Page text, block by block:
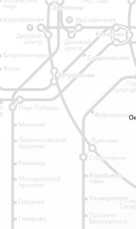
4
11
Лужники
Деловой
центр
Шелепиха
Шелепиха
Минская
Ломоносовский
проспект
Раменки
Парк Победы
парк
Багратионовская
Фили
Спортивная
Спортивная
Фрунзенская
Выставочная
Проспект
Вернадского
Деловой
центр
Киевская
Киевская
Студенческая
Студенческая
Кутузовская
Кутузовская
Воробьёвы
горы
Воробьёвы
горы
Университет
Университет
Говорово
Озёрная
Мичуринский
проспект